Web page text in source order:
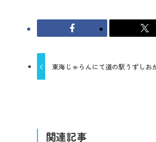
東海じゃらんにて道の駅うずしお
関連記事